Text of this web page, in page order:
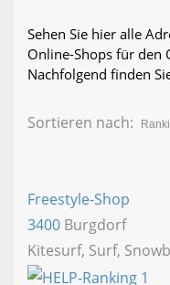
Sehen Sie hier alle
Online-Shops für den
Nachfolgend finden
Sortieren nach:
Freestyle-Shop
3400 Burgdorf
Kitesurf, Surf,